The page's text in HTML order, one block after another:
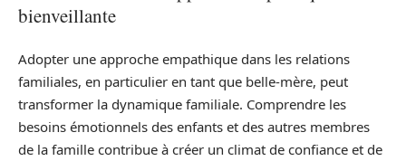
bienveillante
Adopter une approche empathique dans les relations
familiales, en particulier en tant que belle-mère, peut
transformer la dynamique familiale. Comprendre les
besoins émotionnels des enfants et des autres membres
de la famille contribue à créer un climat de confiance et de